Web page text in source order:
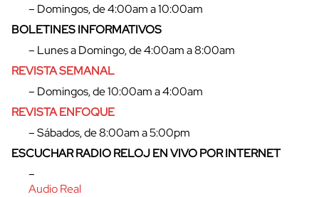
– Domingos, de 4:00am a 10:00am
BOLETINES INFORMATIVOS
– Lunes a Domingo, de 4:00am a 8:00am
REVISTA SEMANAL
– Domingos, de 10:00am a 4:00am
REVISTA ENFOQUE
– Sábados, de 8:00am a 5:00pm
ESCUCHAR RADIO RELOJ EN VIVO POR INTERNET
–
Audio Real